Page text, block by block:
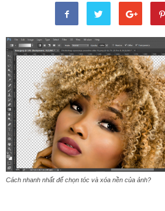
Cách nhanh nhất để chọn tóc và xóa nền của ảnh?